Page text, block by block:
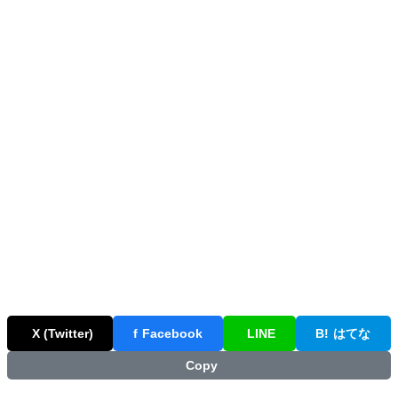
X (Twitter) f Facebook LINE B! はてな
Copy